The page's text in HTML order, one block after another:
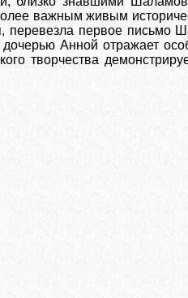
важным живым
первое письмо
Анной отражает
творчества